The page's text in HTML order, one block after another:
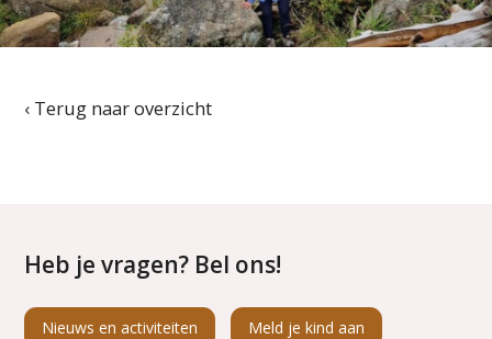
‹ Terug naar overzicht
Heb je vragen? Bel ons!
Nieuws en activiteiten Meld je kind aan